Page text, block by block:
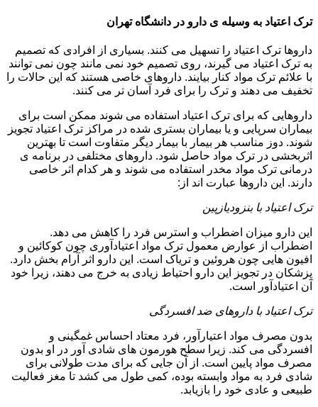
ترک اعتیاد به وسیله ی دارو در دانشگاه تهران
داروها ترک اعتیاد را تسهیل می کنند. بسیاری از افرادی که تصمیم
به ترک اعتیاد می گیرند، روی تصمیم خود نمی مانند چون نمی توانند
با علائم ترک مواد کنار بیایند. داروهای خاصی هستند که این حالات را
تخفیف می دهند و ترک را برای فرد آسان تر می کنند.
داروهایی که برای ترک اعتیاد استفاده می شوند ممکن است برای
بیماران سرپایی و یا بیماران بستری شده در مراکز ترک اعتیاد تجویز
شوند. دوز مناسب هر بیمار با بیمار دیگر متفاوت است تا بهترین
اثربخشی در ترک مواد حاصل شود. داروهای مختلفی در برنامه ی
درمانی ترک مواد مخدر استفاده می شوند و هر کدام اثر خاصی
دارند. این داروها عبارت اند از:
ترک اعتیاد با بنزودیازپین
این دارو میزان اضطراب و استرس فرد را کاهش می دهد.
اضطراب از عوارض معمول ترک مواد اعتیادآوری چون کوکائین و
افیون هایی چون هروئین و تریاک است. این دارو اثر آرام بخش دارد.
پزشکان در تجویز این دارو احتیاط زیادی به خرج می دهند، زیرا خود
آن اعتیادآور است.
ترک اعتیاد با داروهای ضد افسردگی
بدون مصرف مواد اعتیارآور، فرد معتاد احساس غمگینی و
افسردگی می کند. زیرا سطح هورمون های شادی آور در او بدون
مصرف مواد پایین است. از آن جایی که برای مدت طولانی برای
شادی فرد به مواد وابسته بوده، کمی طول می کشد تا مغز فعالیت
طبیعی و عادی خود را بازیابد.